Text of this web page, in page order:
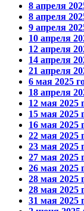
8 апреля
8 апреля
9 апреля
10 апреля
12 апреля
14 апреля
21 апреля
6 мая 2025
18 апреля
12 мая 2025
15 мая 2025
16 мая 2025
22 мая 2025
23 мая 2025
27 мая 2025
26 мая 2025
28 мая 2025
28 мая 2025
31 мая 2025